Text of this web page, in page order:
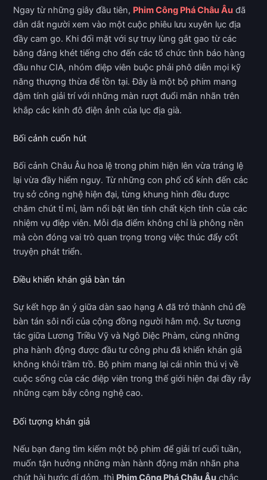
Ngay từ những giây đầu tiên, Phim Công Phá Châu Âu đã
dẫn dắt người xem vào một cuộc phiêu lưu xuyên lục địa
đầy cam go. Khi đối mặt với sự truy lùng gắt gao từ các
băng đảng khét tiếng cho đến các tổ chức tình báo hàng
đầu như CIA, nhóm điệp viên buộc phải phô diễn mọi kỹ
năng thượng thừa để tồn tại. Đây là một bộ phim mang
đậm tính giải trí với những màn rượt đuổi mãn nhãn trên
khắp các kinh đô điện ảnh của lục địa già.
Bối cảnh cuốn hút
Bối cảnh Châu Âu hoa lệ trong phim hiện lên vừa tráng lệ
lại vừa đầy hiểm nguy. Từ những con phố cổ kính đến các
trụ sở công nghệ hiện đại, từng khung hình đều được
chăm chút tỉ mỉ, làm nổi bật lên tính chất kịch tính của các
nhiệm vụ điệp viên. Mỗi địa điểm không chỉ là phông nền
mà còn đóng vai trò quan trọng trong việc thúc đẩy cốt
truyện phát triển.
Điều khiến khán giả bàn tán
Sự kết hợp ăn ý giữa dàn sao hạng A đã trở thành chủ đề
bàn tán sôi nổi của cộng đồng người hâm mộ. Sự tương
tác giữa Lương Triều Vỹ và Ngô Diệc Phàm, cùng những
pha hành động được đầu tư công phu đã khiến khán giả
không khỏi trầm trồ. Bộ phim mang lại cái nhìn thú vị về
cuộc sống của các điệp viên trong thế giới hiện đại đầy rẫy
những cạm bẫy công nghệ cao.
Đối tượng khán giả
Nếu bạn đang tìm kiếm một bộ phim để giải trí cuối tuần,
muốn tận hưởng những màn hành động mãn nhãn pha
chút hài hước dí dỏm, thì Phim Công Phá Châu Âu chắc